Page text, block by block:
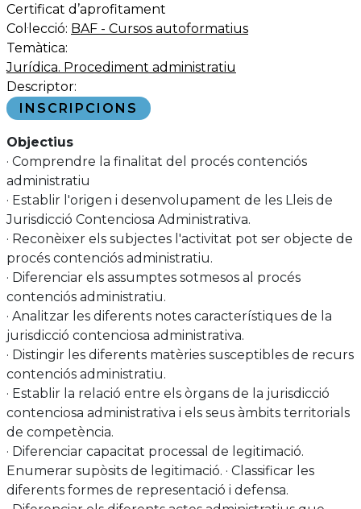
Certificat d’aprofitament
Col·lecció: BAF - Cursos autoformatius
Temàtica:
Jurídica. Procediment administratiu
Descriptor:
INSCRIPCIONS
Objectius
· Comprendre la finalitat del procés contenciós
administratiu
· Establir l'origen i desenvolupament de les Lleis de
Jurisdicció Contenciosa Administrativa.
· Reconèixer els subjectes l'activitat pot ser objecte de
procés contenciós administratiu.
· Diferenciar els assumptes sotmesos al procés
contenciós administratiu.
· Analitzar les diferents notes característiques de la
jurisdicció contenciosa administrativa.
· Distingir les diferents matèries susceptibles de recurs
contenciós administratiu.
· Establir la relació entre els òrgans de la jurisdicció
contenciosa administrativa i els seus àmbits territorials
de competència.
· Diferenciar capacitat processal de legitimació.
Enumerar supòsits de legitimació. · Classificar les
diferents formes de representació i defensa.